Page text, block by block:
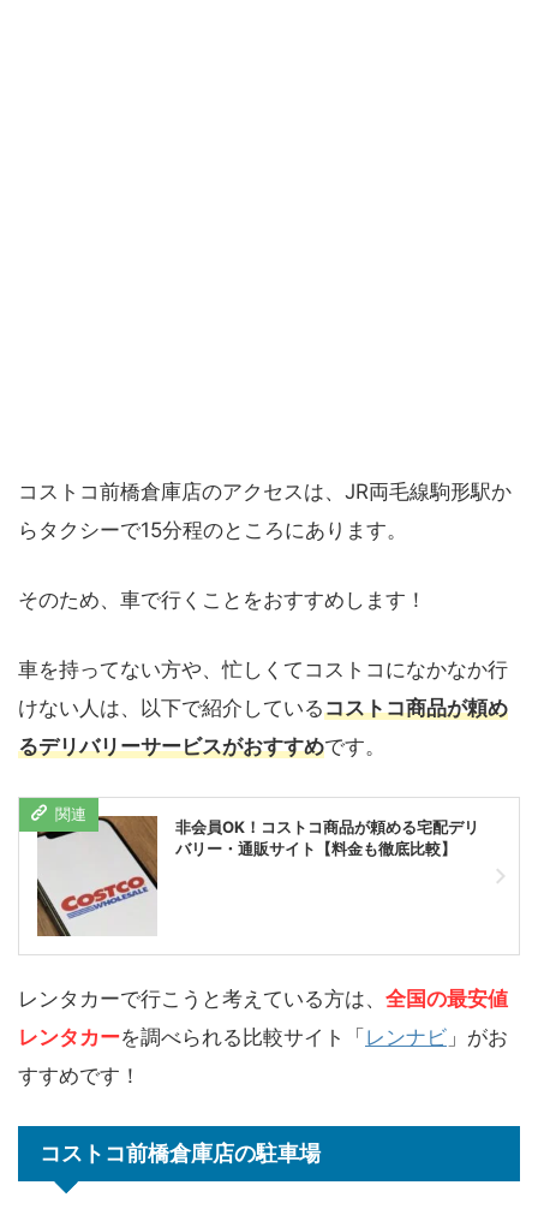
コストコ前橋倉庫店のアクセスは、JR両毛線駒形駅か
らタクシーで15分程のところにあります。
そのため、車で行くことをおすすめします！
車を持ってない方や、忙しくてコストコになかなか行
けない人は、以下で紹介しているコストコ商品が頼め
るデリバリーサービスがおすすめです。
非会員OK！コストコ商品が頼める宅配デリ
バリー・通販サイト【料金も徹底比較】
レンタカーで行こうと考えている方は、 全国の最安値
レンタカーを調べられる比較サイト「レンナビ 」がお
すすめです！
コストコ前橋倉庫店の駐車場